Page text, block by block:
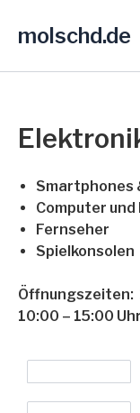
Inhaltmolschd.de
Smartphones
Computer
Fernseher
Spielkonsolen
Öffnungszeiten:
10:00 – 15:00 Uhr